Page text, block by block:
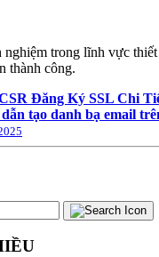
trong lĩnh vực
thành công.
Đăng Ký SSL Chi
tạo danh bạ email